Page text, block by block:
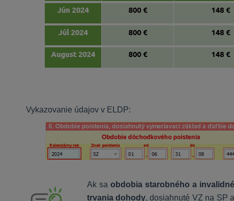
Vykazovanie údajov v ELDP:
Ak sa obdobia starobného a
trvania dohody, dosiahnuté VZ na SP